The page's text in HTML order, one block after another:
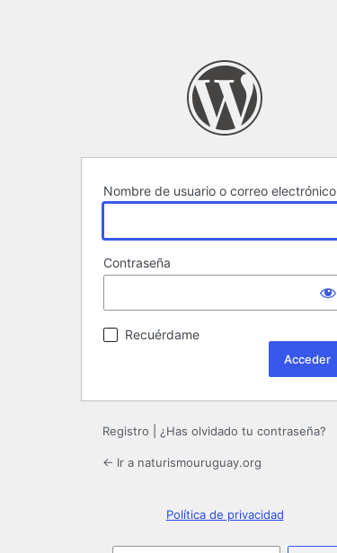
Nombre de usuario o correo electrónico
Contraseña
Recuérdame
Registro ¿Has olvidado tu contraseña?
← Ir a naturismouruguay.org
Política de privacidad